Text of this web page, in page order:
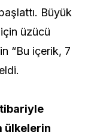
Büyük
üzücü
“Bu içerik, 7
ülkelerin